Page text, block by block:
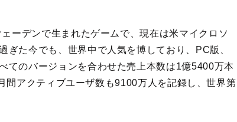
ーデンで生まれたゲームで、現在は米マイクロソ
ぎた今でも、世界中で人気を博しており、PC版、
てのバージョンを合わせた売上本数は1億5400万本
間アクティブユーザ数も9100万人を記録し、世界第